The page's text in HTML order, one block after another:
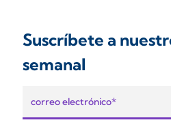
Suscríbete a
semanal